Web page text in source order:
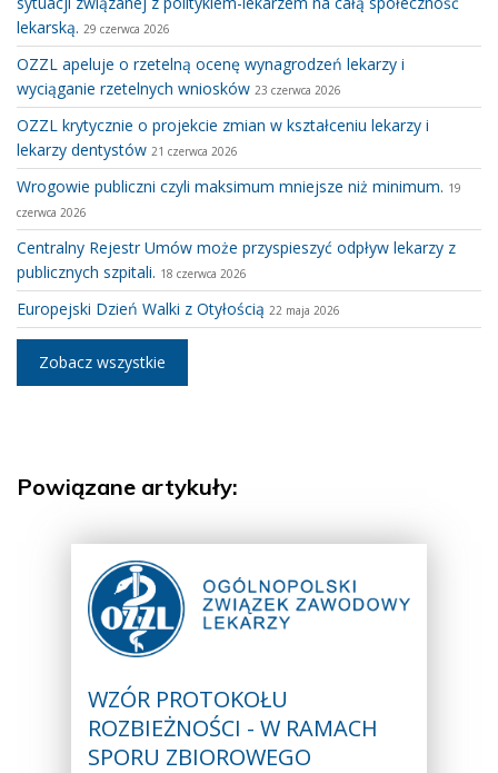
lekarską. 29 czerwca 2026
OZZL apeluje o rzetelną ocenę wynagrodzeń lekarzy i
wyciąganie rzetelnych wniosków 23 czerwca 2026
OZZL krytycznie o projekcie zmian w kształceniu lekarzy i
lekarzy dentystów 21 czerwca 2026
Wrogowie publiczni czyli maksimum mniejsze niż minimum. 19
czerwca 2026
Centralny Rejestr Umów może przyspieszyć odpływ lekarzy z
publicznych szpitali. 18 czerwca 2026
Europejski Dzień Walki z Otyłością 22 maja 2026
Zobacz wszystkie
Powiązane artykuły:
WZÓR PROTOKOŁU
ROZBIEŻNOŚCI - W RAMACH
SPORU ZBIOROWEGO